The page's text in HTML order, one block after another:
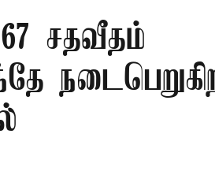
67 சதவீதம்